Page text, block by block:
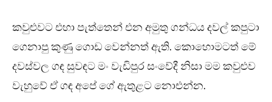
කවුළුවට එහා පැත්තෙන් එන අමුතු ගන්ධය දවල් කපුටා
ගෙනාපු කුණු ගොඩ වෙන්නත් ඇති. කොහොමටත් මේ
දවස්වල ගඳ සුවඳට මං වැඩිපුර සංවේදී නිසා මම කවුළුව
වැහුවේ ඒ ගඳ අපේ ගේ ඇතුළට නොඑන්න.